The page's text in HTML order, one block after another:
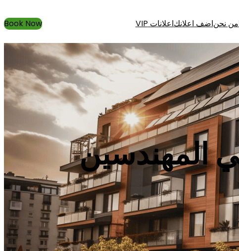
من نحناضف اعلانكاعلانات VIP Book Now
المهندسين